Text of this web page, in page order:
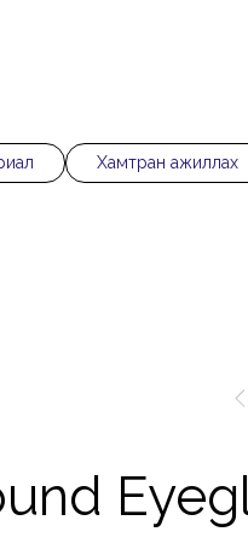
Хамтран ажиллах